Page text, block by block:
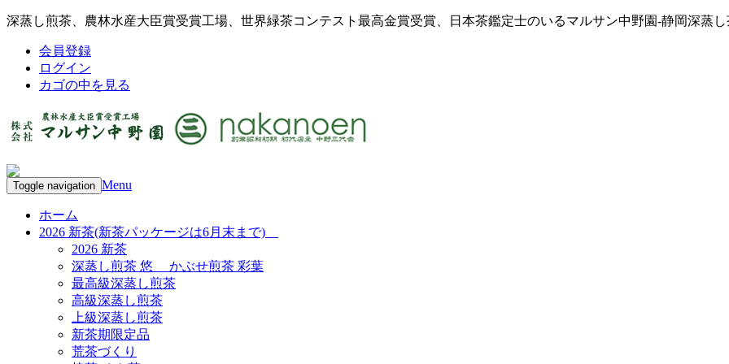
深蒸し煎茶、農林水産大臣賞受賞工場、世界緑茶コンテスト最高金賞受賞、日本茶鑑定士のいるマルサン中野園-静岡深蒸
会員登録
ログイン
カゴの中を見る
Toggle navigation Menu
ホーム
2026 新茶(新茶パッケージは6月末まで)
2026 新茶
深蒸し煎茶 悠 かぶせ煎茶 彩葉
最高級深蒸し煎茶
高級深蒸し煎茶
上級深蒸し煎茶
新茶期限定品
荒茶づくり